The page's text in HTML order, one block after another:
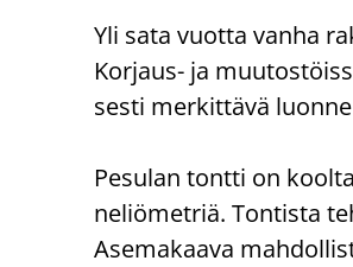
Yli sata vuot­ta vanha
Korjaus-​ ja
ses­ti mer­kit­tä­vä
Pe­su­lan tont­ti on
ne­liö­met­riä. Ton­tis­ta
Ase­ma­kaa­va